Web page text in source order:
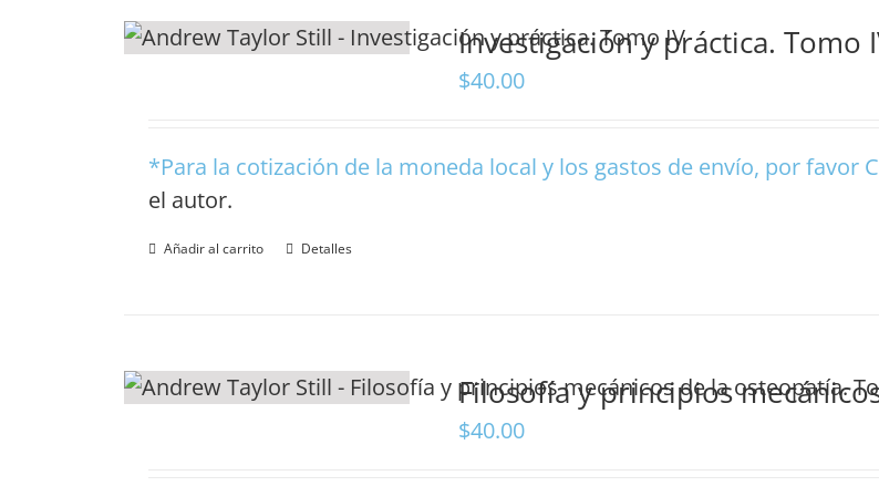
Investigación y práctica. Tomo
$40.00
*Para la cotización de la moneda local y los gastos de envío, por favor
el autor.
Añadir al carrito Detalles
Filosofía y principios
$40.00